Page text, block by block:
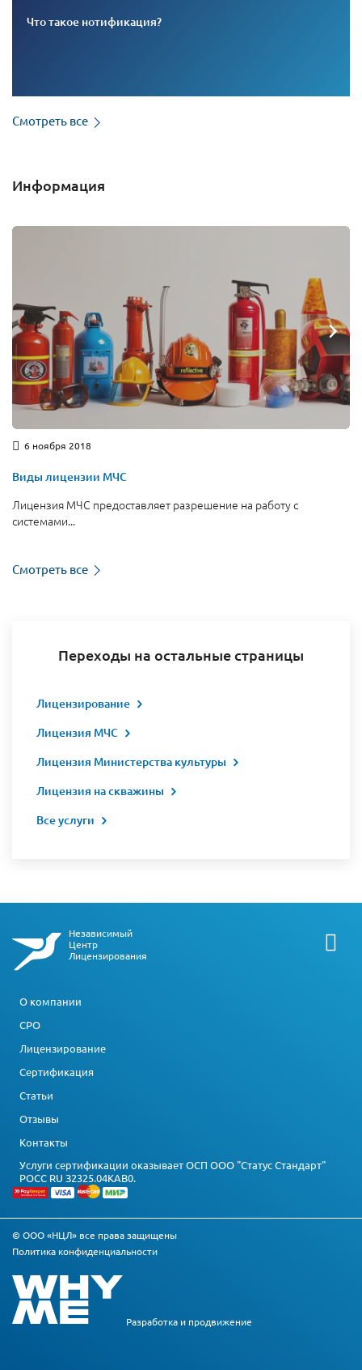
Что такое нотификация?
Смотреть все
Информация
6 ноября 2018
Виды лицензии МЧС
Лицензия МЧС предоставляет разрешение на работу с
системами...
Смотреть все
Переходы на остальные страницы
Лицензирование
Лицензия МЧС
Лицензия Министерства культуры
Лицензия на скважины
Все услуги
Независимый
Центр
Лицензирования
О компании
СРО
Лицензирование
Сертификация
Статьи
Отзывы
Контакты
Услуги сертификации оказывает ОСП ООО "Статус Стандарт"
РОСС RU З2325.04КАВ0.
© ООО «НЦЛ» все права защищены
Политика конфиденциальности
Разработка и продвижение